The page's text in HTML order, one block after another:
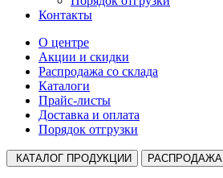
Контакты
О центре
Акции и скидки
Распродажа со склада
Каталоги
Прайс-листы
Доставка и оплата
Порядок отгрузки
КАТАЛОГ ПРОДУКЦИИ РАСПРОДАЖА